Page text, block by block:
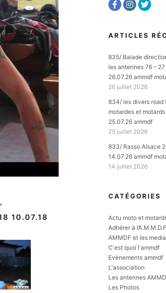
10.07.18
ARTICLES
835/ Balade
les antennes 76 –
26.07.26 ammdf
26 juillet 2026
834/ les divers road
motardes et
25.07.26 ammdf
25 juillet 2026
833/ Rasso Alsace
14.07.26 ammdf
14 juillet 2026
CATÉGORIES
Actu moto et
Adhérer à
AMMDF et les
C'est quoi l'ammdf
Evènements ammdf
L'association
Les antennes
Les Photos